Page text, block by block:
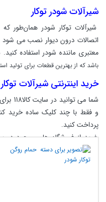
شیرآلات شودر توکار
شیرآلات توکار شودر
اتصالات درون دیوار نصب می شود
معتبری ماننده شودر استفاده کنید.
باشد که از بهترین قطعات برای تولید
خرید اینترنتی شیرآلات
شما
و فقط با چند کلیک ساده خرید
پرداخت کنید.
خرید از فروشگاه های موجود در
فروشندعلاوه بر صرف وقت و زمان
فروشگاه را دور بزنید تا همه مدل ها